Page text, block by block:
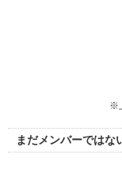
※
まだメンバーではな